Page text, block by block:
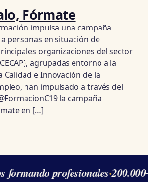
Fórmate
impulsa una campaña
personas en situación de
organizaciones del sector
CECAP), agrupadas entorno a la
Calidad e Innovación de la
han impulsado a través del
la campaña
en […]
formando profesionales·